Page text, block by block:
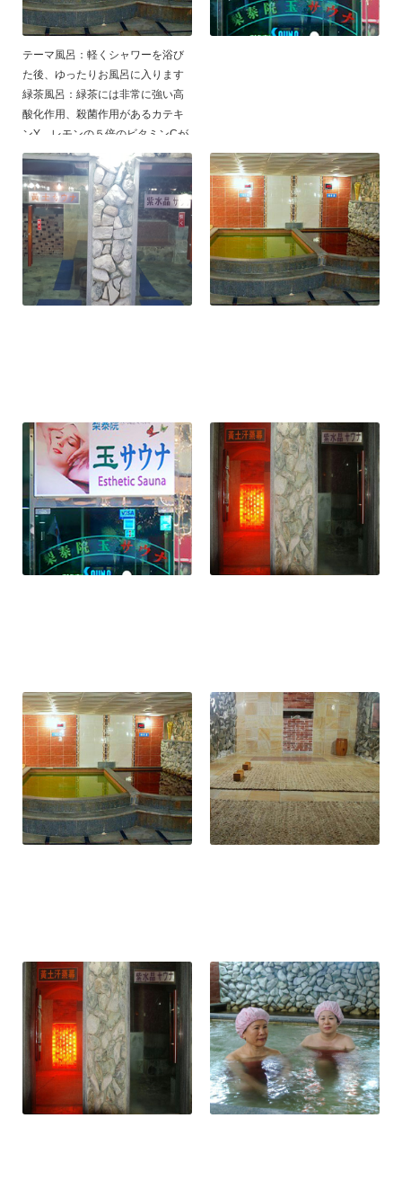
と汗がでてくるのが感じられます
テーマ風呂：軽くシャワーを浴び
た後、ゆったりお風呂に入ります
緑茶風呂：緑茶には非常に強い高
酸化作用、殺菌作用があるカテキ
ンY、レモンの５倍のビタミンCが
含まれていて美肌、美白、毛穴の
引き締めなどに効果があります、
アロマ風呂：ヘルペンの成分が身
体の活性化を支援し、ストレス解
消に助けを与える